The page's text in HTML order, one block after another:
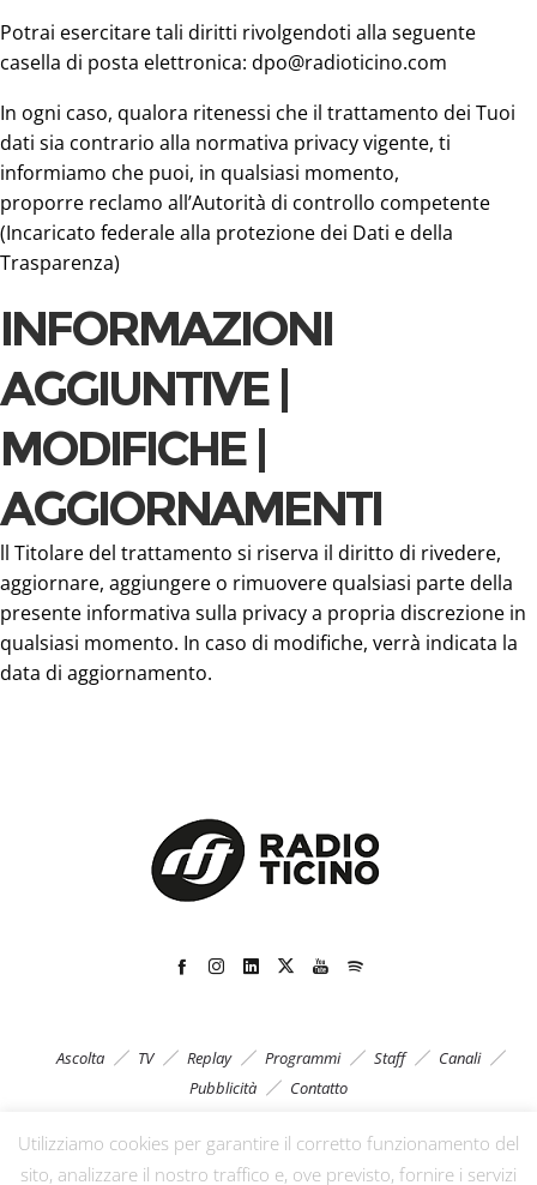
Potrai esercitare tali diritti rivolgendoti alla seguente
casella di posta elettronica: dpo@radioticino.com
In ogni caso, qualora ritenessi che il trattamento dei Tuoi
dati sia contrario alla normativa privacy vigente, ti
informiamo che puoi, in qualsiasi momento,
proporre reclamo all’Autorità di controllo competente
(Incaricato federale alla protezione dei Dati e della
Trasparenza)
INFORMAZIONI
AGGIUNTIVE |
MODIFICHE |
AGGIORNAMENTI
ll Titolare del trattamento si riserva il diritto di rivedere,
aggiornare, aggiungere o rimuovere qualsiasi parte della
presente informativa sulla privacy a propria discrezione in
qualsiasi momento. In caso di modifiche, verrà indicata la
data di aggiornamento.
Ascolta TV Replay Programmi Staff
Canali
Pubblicità
Contatto
Utilizziamo cookies per garantire il corretto funzionamento del
sito, analizzare il nostro traffico e, ove previsto, fornire i servizi